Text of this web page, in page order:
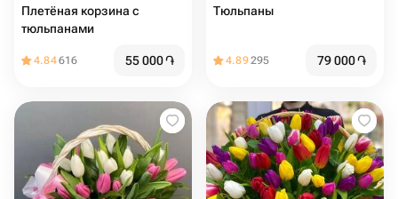
Плетёная корзина с
тюльпанами
4.84616 55 000֏
Тюльпаны
4.89295 79 000֏